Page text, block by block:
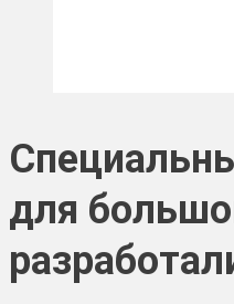
для